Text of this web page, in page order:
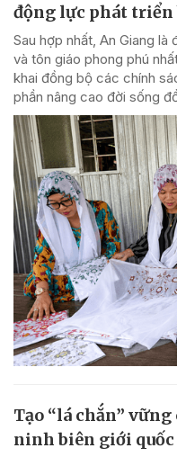
động lực phát triển
Sau hợp nhất, An Giang
và tôn giáo phong phú
khai đồng bộ các chính
phần nâng cao đời sống
Tạo “lá chắn” vững
ninh biên giới